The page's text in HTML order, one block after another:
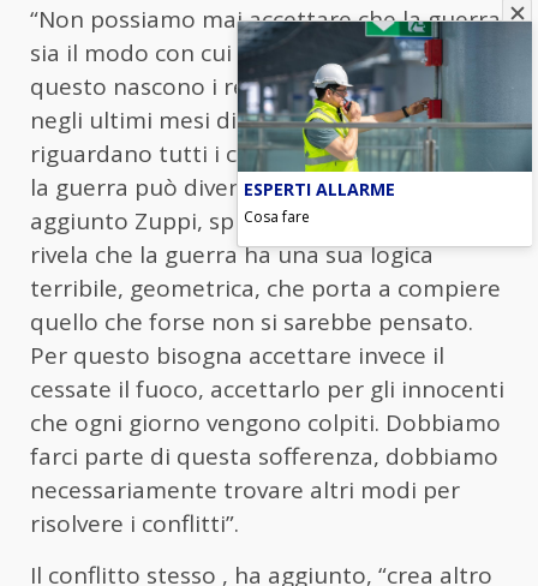
“Non possiamo mai accettare che la guerra
sia il modo con cui si risolvono i conflitti. Da
questo nascono i reiterati appelli dei papi e
negli ultimi mesi di Papa Leone, appelli che
riguardano tutti i conflitti in corso, perché
la guerra può diventare una spirale” ha
aggiunto Zuppi, spiegando che “la spirale
rivela che la guerra ha una sua logica
terribile, geometrica, che porta a compiere
quello che forse non si sarebbe pensato.
Per questo bisogna accettare invece il
cessate il fuoco, accettarlo per gli innocenti
che ogni giorno vengono colpiti. Dobbiamo
farci parte di questa sofferenza, dobbiamo
necessariamente trovare altri modi per
risolvere i conflitti”.
Il conflitto stesso , ha aggiunto, “crea altro
ESPERTI ALLARME
Cosa fare